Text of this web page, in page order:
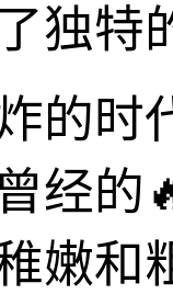
独特
的时
经的
嫩和